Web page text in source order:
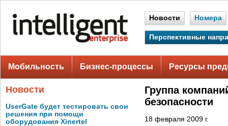
Новости Номера
Перспективные
Мобильность Бизнес-процессы Ресурсы
Новости
UserGate будет тестировать свои
решения при помощи
оборудования Xinertel
Группа
безопасности
18 февраля 2009 г.